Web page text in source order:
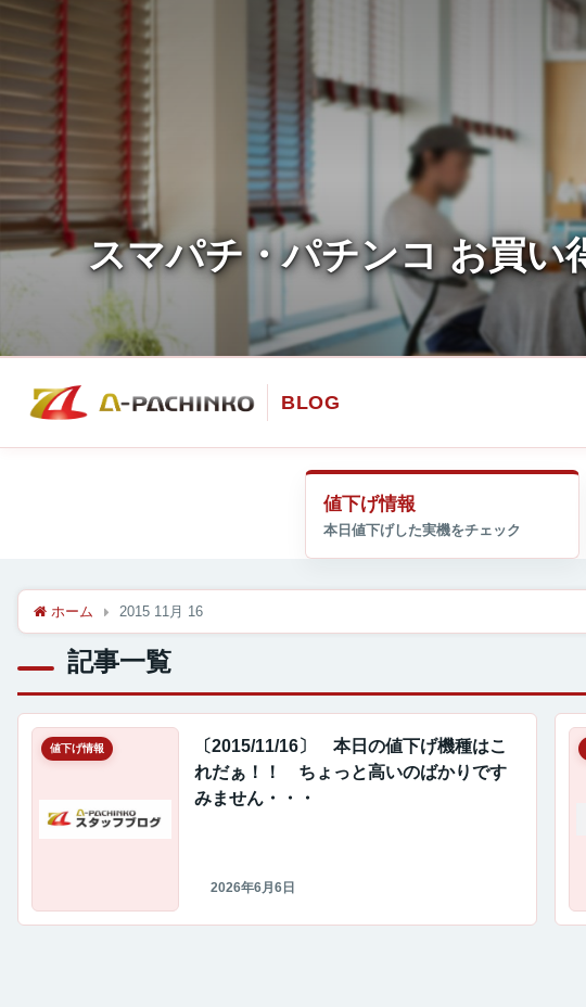
値下げ情報
ホーム 2015 11月 16
記事一覧
値下げ情報
〔2015/11/16〕 本日の値下げ機種はこ
れだぁ！！ ちょっと高いのばかりです
みません・・・
2026年6月6日